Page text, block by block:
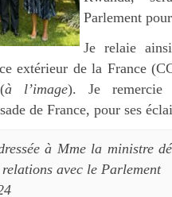
Parlement
Je relaie
extérieur de la France
à l’image). Je
de France, pour ses
à Mme la ministre
avec le Parlement